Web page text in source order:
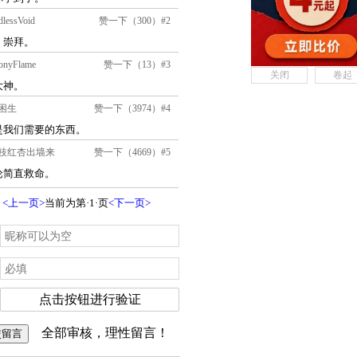
关闭 卷起